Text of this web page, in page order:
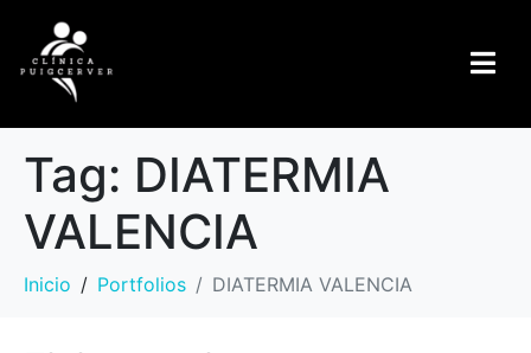
Tag: DIATERMIA
VALENCIA
Inicio Portfolios DIATERMIA VALENCIA